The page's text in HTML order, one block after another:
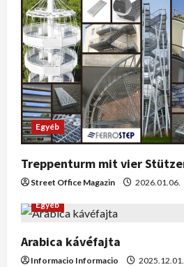
Egyéb
Treppenturm mit vier
Street Office Magazin 2026.01.06.
Egyéb
Arabica kávéfajta
Informacio Informacio 2025.12.01.